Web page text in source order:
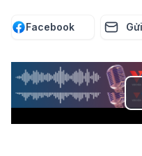
Facebook